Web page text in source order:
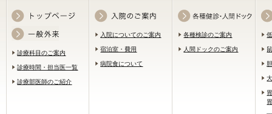
診療科目のご案内
診療時間・担当医一覧
診療部医師のご紹介
入院についてのご案内
宿泊室・費用
病院食について
各種検診のご案内
人間ドックのご案内